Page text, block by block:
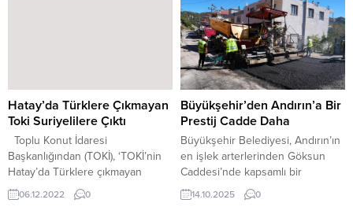
11’inci il durumundayız. Eski
miktarlarla söylüyorum kentimize
55-60 milyar...
Helete Mahallesinde yoğun kar
yağışı sonrası yaşanan soğuk
hava nedeniyle Göksu Çayı buz
tuttu. Çayın buz tutmasını fırsat
bilen 4 arkadaş, donan suyun
üzerinde kaymak istedi. Bir süre
sonra buzun kırılmasıyla 4
arkadaş, suya düştü. Yaşananları...
Hatay’da Türklere Çıkmayan
Toki Suriyelilere Çıktı
Toplu Konut İdaresi
Başkanlığından (TOKİ), ‘TOKİ’nin
Hatay’da Türklere çıkmayan
evlerin Suriyelilere çıktığı’
haberiyle ilgili yapılan açıklamada,
06.12.2022 0
Büyükşehir’den Andırın’a Bir
Prestij Cadde Daha
Büyükşehir Belediyesi, Andırın’ın
en işlek arterlerinden Göksun
Caddesi’nde kapsamlı bir
yenileme çalışması başlattı.
Gerçekleştirilen sıcak asfalt
14.10.2025 0